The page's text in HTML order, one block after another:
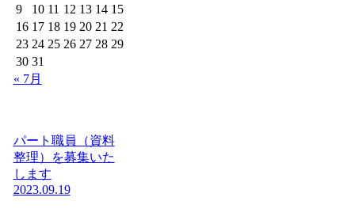
9
10 11 12 13 14 15
16 17 18 19 20 21 22
23 24 25 26 27 28 29
30 31
« 7月
パート職員（資料
整理）を募集いた
します
2023.09.19